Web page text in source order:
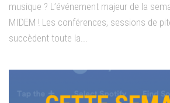
musique ? L’événement majeur de la
MIDEM ! Les conférences, sessions de
succèdent toute la...